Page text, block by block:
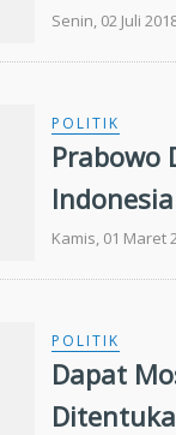
Senin, 02 Juli
POLITIK
Prabowo
Kamis, 01 Maret
POLITIK
Dapat